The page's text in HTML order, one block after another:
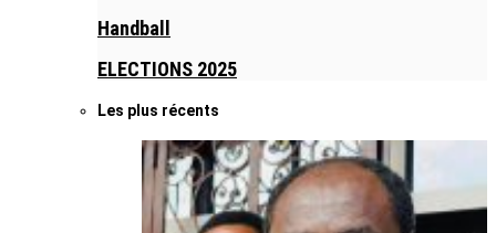
Handball
ELECTIONS 2025
Les plus récents